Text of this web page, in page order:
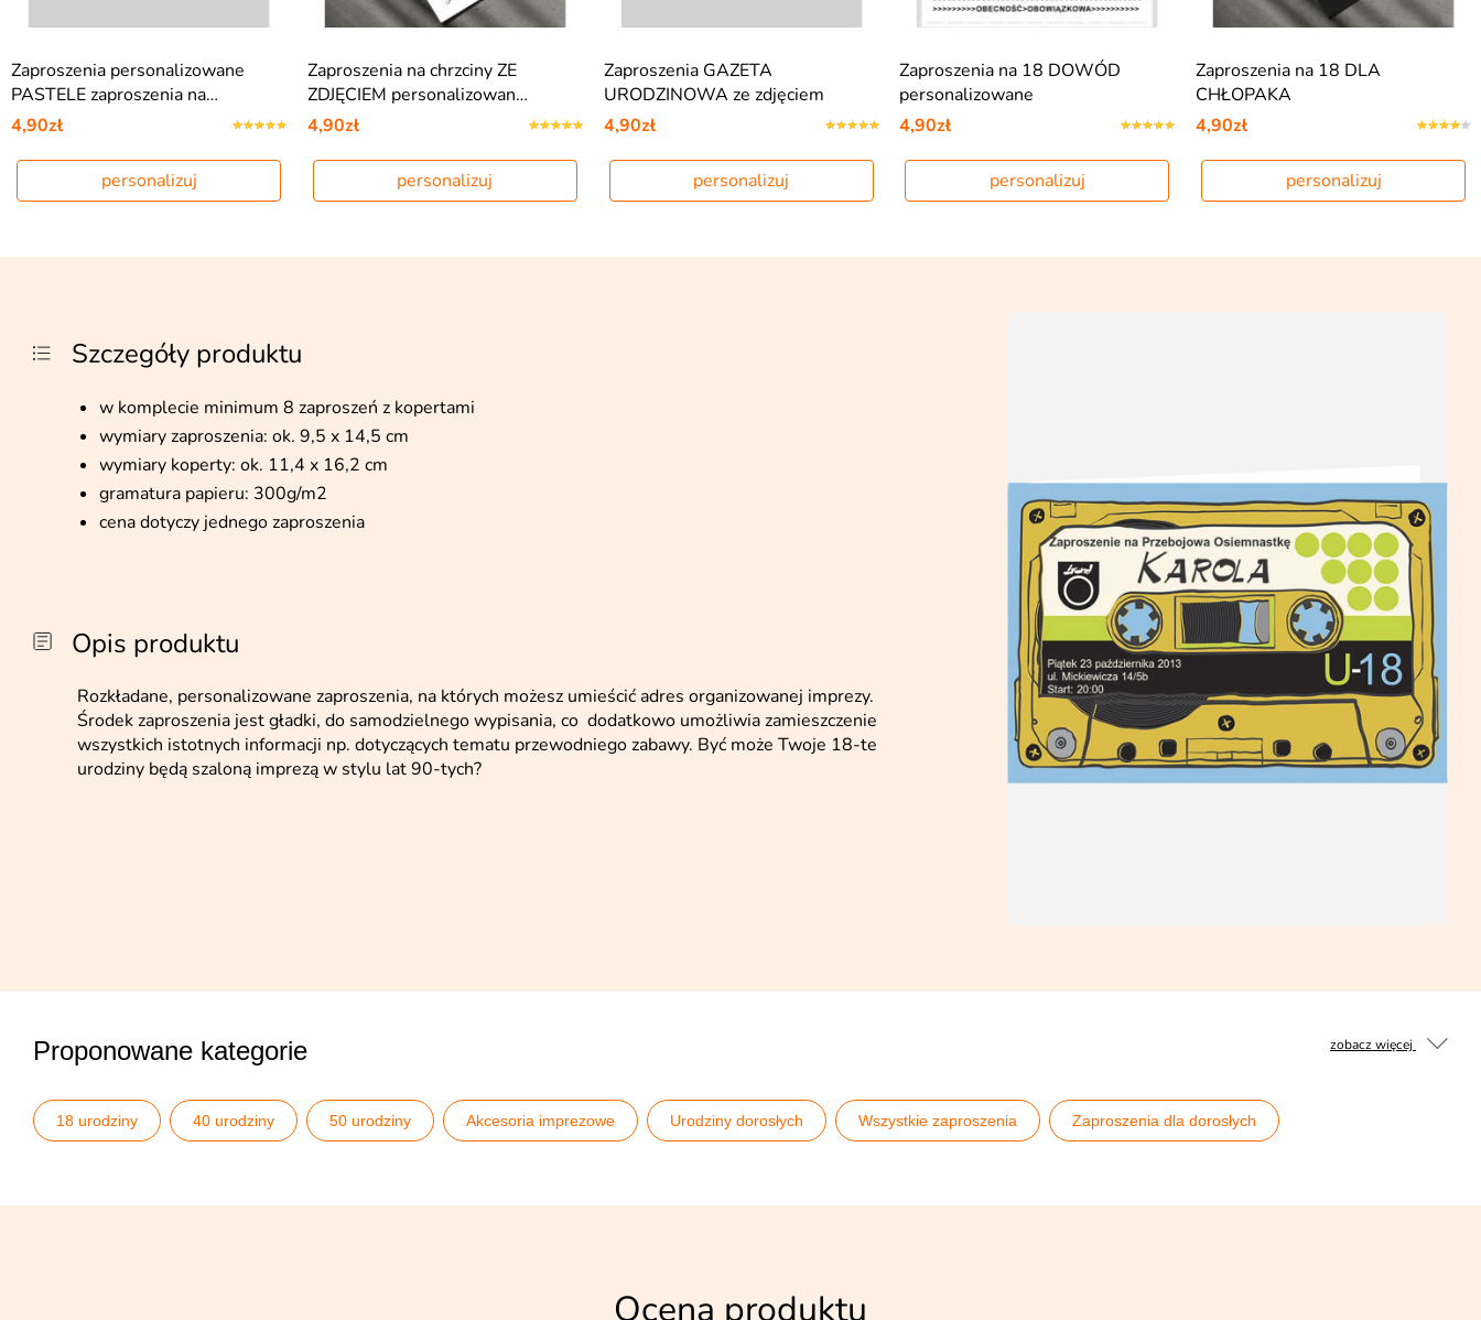
Zaproszenia personalizowane
PASTELE zaproszenia na…
4,90zł
personalizuj
Zaproszenia na chrzciny ZE
ZDJĘCIEM personalizowan…
4,90zł
personalizuj
Zaproszenia GAZETA
URODZINOWA ze zdjęciem
4,90zł
personalizuj
Zaproszenia na 18 DOWÓD
personalizowane
4,90zł
personalizuj
Zaproszenia na 18 DLA
CHŁOPAKA
4,90zł
personalizuj
Szczegóły produktu
w komplecie minimum 8 zaproszeń z kopertami
wymiary zaproszenia: ok. 9,5 x 14,5 cm
wymiary koperty: ok. 11,4 x 16,2 cm
gramatura papieru: 300g/m2
cena dotyczy jednego zaproszenia
Opis produktu
Rozkładane, personalizowane zaproszenia, na których możesz umieścić adres organizowanej imprezy.
Środek zaproszenia jest gładki, do samodzielnego wypisania, co dodatkowo umożliwia zamieszczenie
wszystkich istotnych informacji np. dotyczących tematu przewodniego zabawy. Być może Twoje 18-te
urodziny będą szaloną imprezą w stylu lat 90-tych?
zobacz więcej
Proponowane kategorie
18 urodziny 40 urodziny 50 urodziny Akcesoria imprezowe Urodziny dorosłych Wszystkie zaproszenia Zaproszenia dla dorosłych
Ocena produktu